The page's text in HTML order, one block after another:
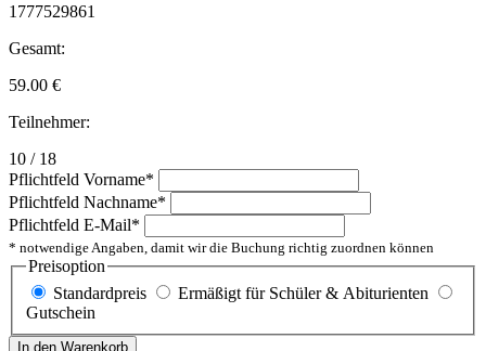
1777529861
Gesamt:
59.00 €
Teilnehmer:
10 / 18
Pflichtfeld Vorname*
Pflichtfeld Nachname*
Pflichtfeld E-Mail*
* notwendige Angaben, damit wir die Buchung richtig zuordnen können
Preisoption
Standardpreis
Ermäßigt für Schüler & Abiturienten
Gutschein